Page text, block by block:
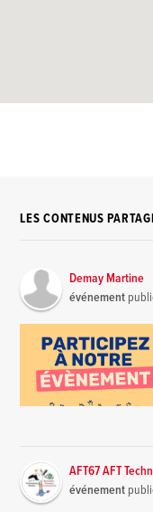
LES CONTENUS
Demay Martine
événement
AFT67 AFT
événement